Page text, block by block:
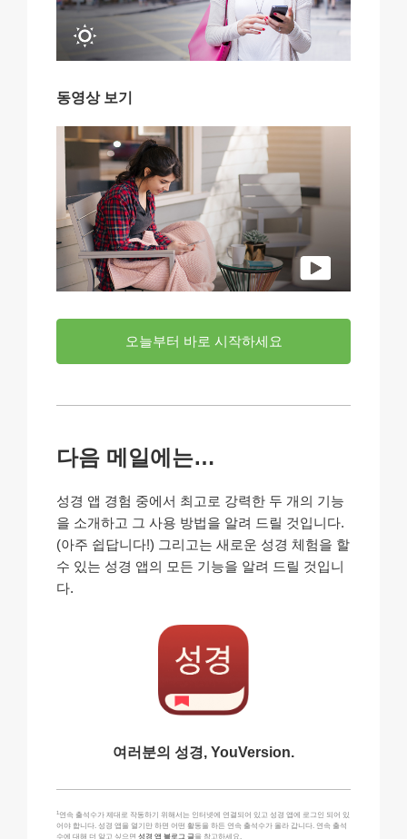
동영상 보기
오늘부터 바로 시작하세요
다음 메일에는…
성경 앱 경험 중에서 최고로 강력한 두 개의 기능
을 소개하고 그 사용 방법을 알려 드릴 것입니다.
(아주 쉽답니다!) 그리고는 새로운 성경 체험을 할
수 있는 성경 앱의 모든 기능을 알려 드릴 것입니
다.
여러분의 성경, YouVersion.
1연속 출석수가 제대로 작동하기 위해서는 인터넷에 연결되어 있고 성경 앱에 로그인 되어 있
어야 합니다. 성경 앱을 열기만 하면 어떤 활동을 하든 연속 출석수가 올라 갑니다. 연속 출석
수에 대해 더 알고 싶으면 성경 앱 블로그 글을 참고하세요.